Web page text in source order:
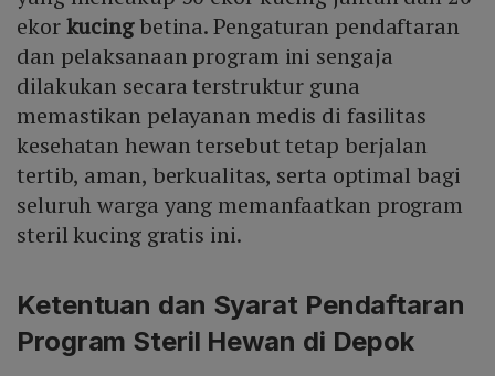
ekorkucingbetina. Pengaturan pendaftaran
dan pelaksanaan program ini sengaja
dilakukan secara terstruktur guna
memastikan pelayanan medis di fasilitas
kesehatan hewan tersebut tetap berjalan
tertib, aman, berkualitas, serta optimal bagi
seluruh warga yang memanfaatkan program
steril kucing gratis ini.
Ketentuan dan Syarat Pendaftaran
Program Steril Hewan di Depok